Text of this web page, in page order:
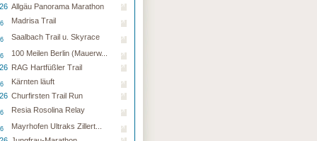
Allgäu Panorama Marathon
Madrisa Trail
Saalbach Trail u. Skyrace
100 Meilen Berlin (Mauerw...
RAG Hartfüßler Trail
Kärnten läuft
Churfirsten Trail Run
Resia Rosolina Relay
Mayrhofen Ultraks Zillert...